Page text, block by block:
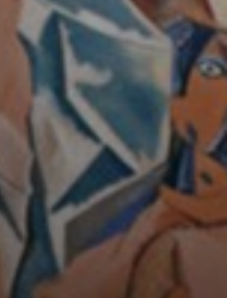
'Les
é, sem
das